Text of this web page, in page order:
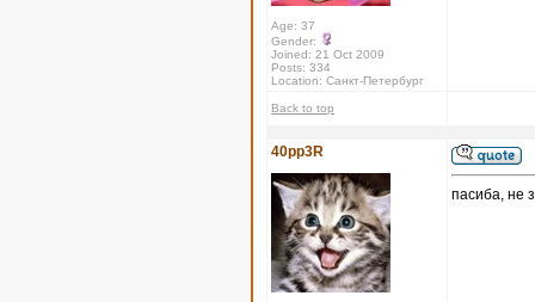
Age: 37
Gender:
Joined: 21 Oct 2009
Posts: 334
Location: Санкт-Петербург
Back to top
40pp3R
пасиба, не